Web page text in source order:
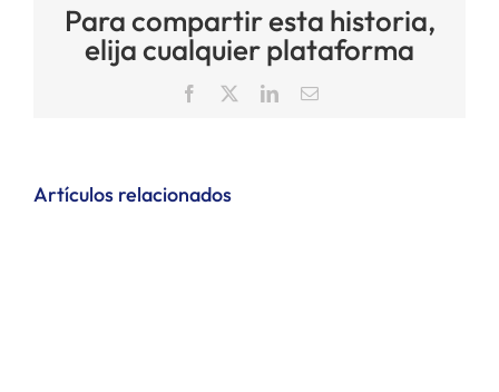
Para compartir esta historia,
elija cualquier plataforma
Facebook LinkedInCorreo
Artículos relacionados